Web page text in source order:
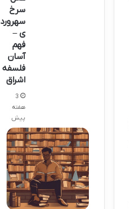
سرخ
سهرورد
ی –
فهم
آسان
فلسفه
اشراق
3
هفته
پیش